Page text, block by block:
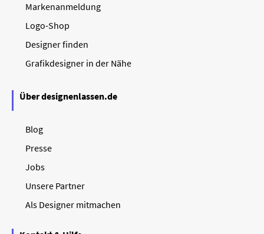
Markenanmeldung
Logo-Shop
Designer finden
Grafikdesigner in der Nähe
Über designenlassen.de
Blog
Presse
Jobs
Unsere Partner
Als Designer mitmachen